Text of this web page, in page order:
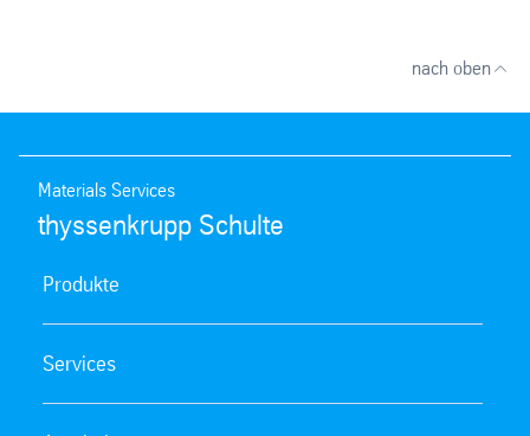
nach oben
Materials Services
thyssenkrupp Schulte
Produkte
Services